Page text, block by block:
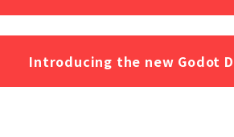
Introducing the new Godot